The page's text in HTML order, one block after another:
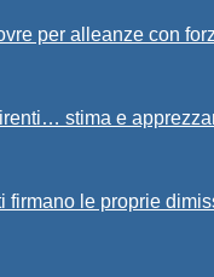
per alleanze con
stima e
firmano le proprie